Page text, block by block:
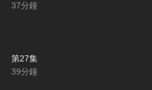
37分鐘
第27集
39分鐘